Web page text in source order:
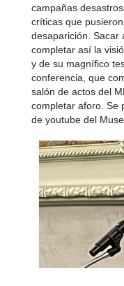
campañas
críticas que
desaparición. Sacar
completar así la
y de su magnífico
conferencia, que
salón de actos del
completar aforo. Se
de youtube del